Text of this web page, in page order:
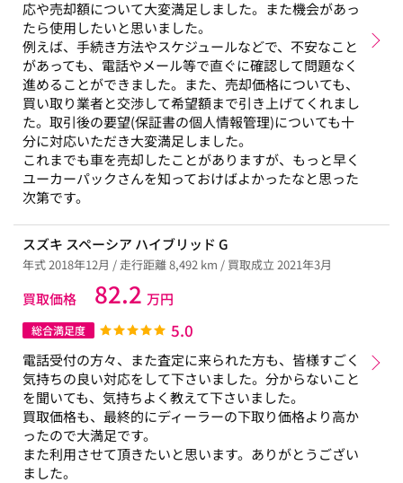
応や売却額について大変満足しました。また機会があっ
たら使用したいと思いました。
例えば、手続き方法やスケジュールなどで、不安なこと
があっても、電話やメール等で直ぐに確認して問題なく
進めることができました。また、売却価格についても、
買い取り業者と交渉して希望額まで引き上げてくれまし
た。取引後の要望(保証書の個人情報管理)についても十
分に対応いただき大変満足しました。
これまでも車を売却したことがありますが、もっと早く
ユーカーパックさんを知っておけばよかったなと思った
次第です。
スズキ スペーシア ハイブリッド G
年式 2018年12月 / 走行距離 8,492 km / 買取成立 2021年3月
買取価格 82.2 万円
総合満足度 5.0
電話受付の方々、また査定に来られた方も、皆様すごく
気持ちの良い対応をして下さいました。分からないこと
を聞いても、気持ちよく教えて下さいました。
買取価格も、最終的にディーラーの下取り価格より高か
ったので大満足です。
また利用させて頂きたいと思います。ありがとうござい
ました。